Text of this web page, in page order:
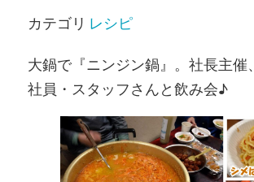
カテゴリ レシピ
大鍋で『ニンジン鍋』。社長主催、
社員・スタッフさんと飲み会♪